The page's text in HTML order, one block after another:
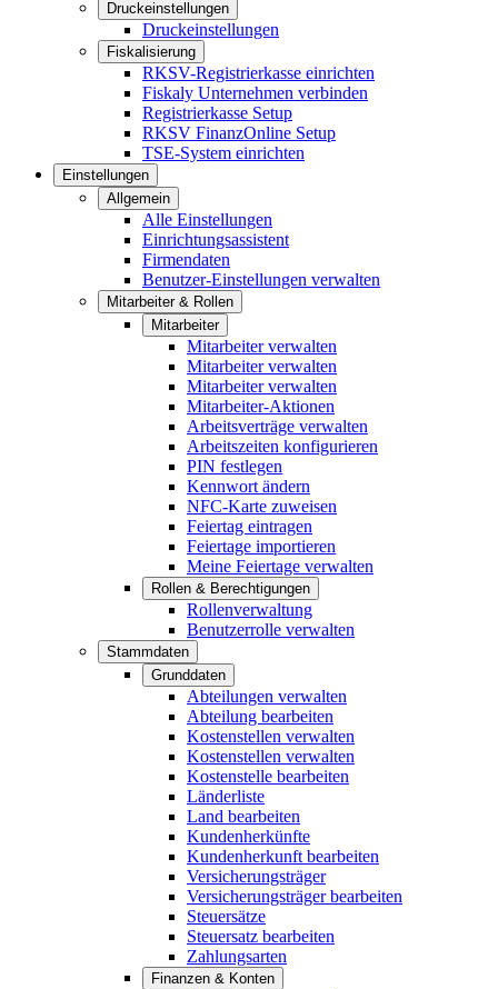
Druckeinstellungen
Druckeinstellungen
Fiskalisierung
RKSV-Registrierkasse einrichten
Fiskaly Unternehmen verbinden
Registrierkasse Setup
RKSV FinanzOnline Setup
TSE-System einrichten
Einstellungen
Allgemein
Alle Einstellungen
Einrichtungsassistent
Firmendaten
Benutzer-Einstellungen verwalten
Mitarbeiter & Rollen
Mitarbeiter
Mitarbeiter verwalten
Mitarbeiter verwalten
Mitarbeiter verwalten
Mitarbeiter-Aktionen
Arbeitsverträge verwalten
Arbeitszeiten konfigurieren
PIN festlegen
Kennwort ändern
NFC-Karte zuweisen
Feiertag eintragen
Feiertage importieren
Meine Feiertage verwalten
Rollen & Berechtigungen
Rollenverwaltung
Benutzerrolle verwalten
Stammdaten
Grunddaten
Abteilungen verwalten
Abteilung bearbeiten
Kostenstellen verwalten
Kostenstellen verwalten
Kostenstelle bearbeiten
Länderliste
Land bearbeiten
Kundenherkünfte
Kundenherkunft bearbeiten
Versicherungsträger
Versicherungsträger bearbeiten
Steuersätze
Steuersatz bearbeiten
Zahlungsarten
Finanzen & Konten